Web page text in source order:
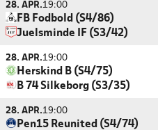
28. APR.19:00
FB Fodbold (S4/86)
Juelsminde IF (S3/42)
28. APR.19:00
Herskind B (S4/75)
B 74 Silkeborg (S3/35)
28. APR.19:00
Pen15 Reunited (S4/74)